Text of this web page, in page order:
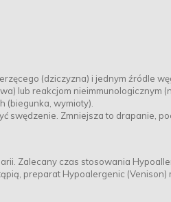
(dziczyzna) i jednym źródle
lub reakcjom nieimmunologicznym
(biegunka, wymioty).
swędzenie. Zmniejsza to drapanie,
Zalecany czas stosowania
preparat Hypoalergenic